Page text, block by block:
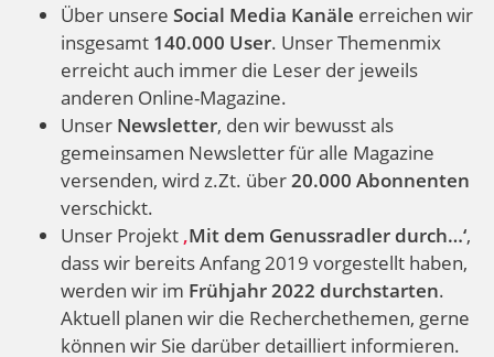
Über unsere Social Media Kanäle erreichen wir
insgesamt 140.000 User. Unser Themenmix
erreicht auch immer die Leser der jeweils
anderen Online-Magazine.
Unser Newsletter, den wir bewusst als
gemeinsamen Newsletter für alle Magazine
versenden, wird z.Zt. über20.000 Abonnenten
verschickt.
Unser Projekt ‚Mit dem Genussradler durch…‘,
dass wir bereits Anfang 2019 vorgestellt haben,
werden wir im Frühjahr 2022 durchstarten.
Aktuell planen wir die Recherchethemen, gerne
können wir Sie darüber detailliert informieren.